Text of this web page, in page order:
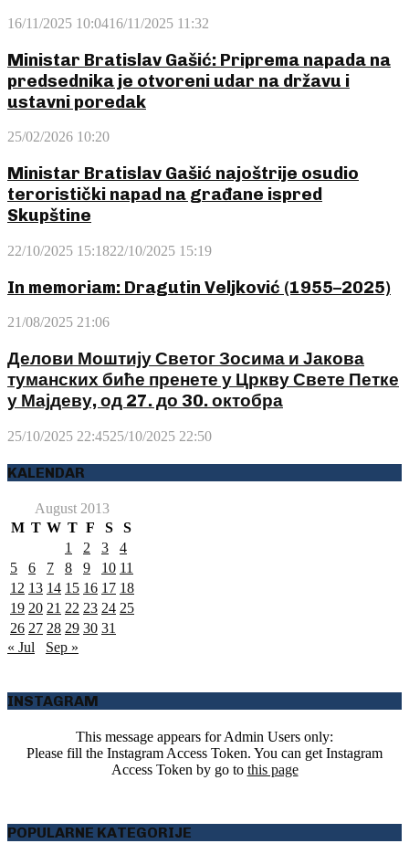
16/11/2025 10:0416/11/2025 11:32
Ministar Bratislav Gašić: Priprema napada na
predsednika je otvoreni udar na državu i
ustavni poredak
25/02/2026 10:20
Ministar Bratislav Gašić najoštrije osudio
teroristički napad na građane ispred
Skupštine
22/10/2025 15:1822/10/2025 15:19
In memoriam: Dragutin Veljković (1955–2025)
21/08/2025 21:06
Делови Моштију Светог Зосима и Јакова
туманских биће пренете у Цркву Свете Петке
у Мајдеву, од 27. до 30. октобра
25/10/2025 22:4525/10/2025 22:50
KALENDAR
August 2013
M T W T F S
S
1
2 3
4
5
6 7 8 9 10 11
12 13 14 15 16 17 18
19 20 21 22 23 24 25
26 27 28 29 30 31
« Jul
Sep »
INSTAGRAM
This message appears for Admin Users only:
Please fill the Instagram Access Token. You can get Instagram
Access Token by go to this page
POPULARNE KATEGORIJE